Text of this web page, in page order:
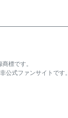
標です。
公式ファンサイトです。